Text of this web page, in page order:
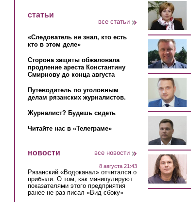
статьи
все статьи
«Следователь не знал, кто есть
кто в этом деле»
Сторона защиты обжаловала
продление ареста Константину
Смирнову до конца августа
Путеводитель по уголовным
делам рязанских журналистов.
Журналист? Будешь сидеть
Читайте нас в «Телеграме»
новости все новости
8 августа 21:43
Рязанский «Водоканал» отчитался о
прибыли. О том, как манипулируют
показателями этого предприятия
ранее не раз писал «Вид сбоку»